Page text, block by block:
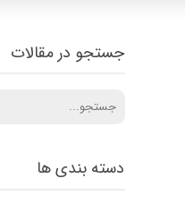
دسته بندی ها
جستجو در مقالات